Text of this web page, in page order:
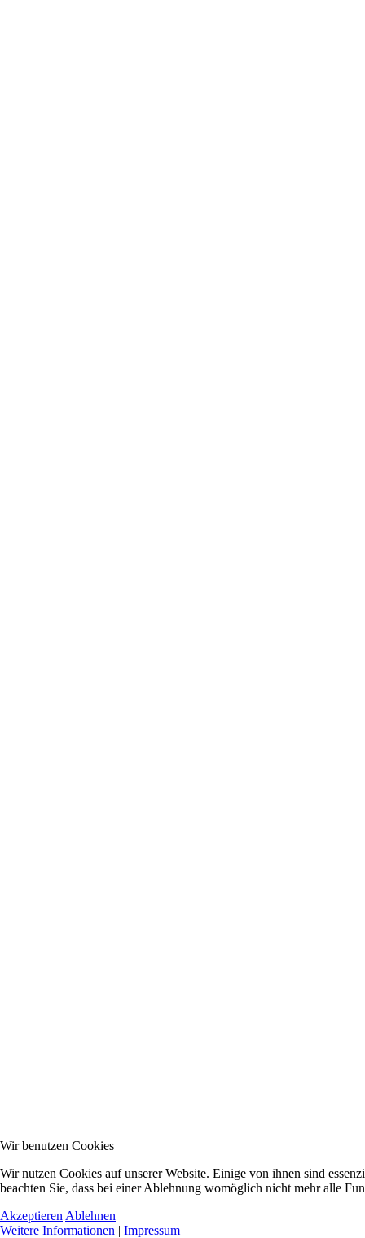
Wir benutzen Cookies
Wir nutzen Cookies auf unserer Website. Einige von ihnen sind
beachten Sie, dass bei einer Ablehnung womöglich nicht mehr alle
Akzeptieren Ablehnen
Weitere Informationen | Impressum